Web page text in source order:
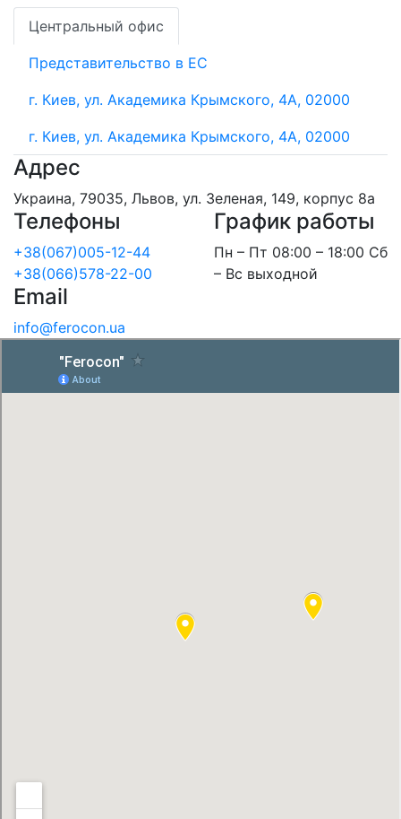
Центральный офис
Представительство в ЕС
г. Киев, ул. Академика Крымского, 4А, 02000
г. Киев, ул. Академика Крымского, 4А, 02000
Адрес
Украина, 79035, Львов, ул. Зеленая, 149, корпус 8а
Телефоны
+38(067)005-12-44
+38(066)578-22-00
График работы
Пн – Пт 08:00 – 18:00 Сб
– Вс выходной
Email
info@ferocon.ua